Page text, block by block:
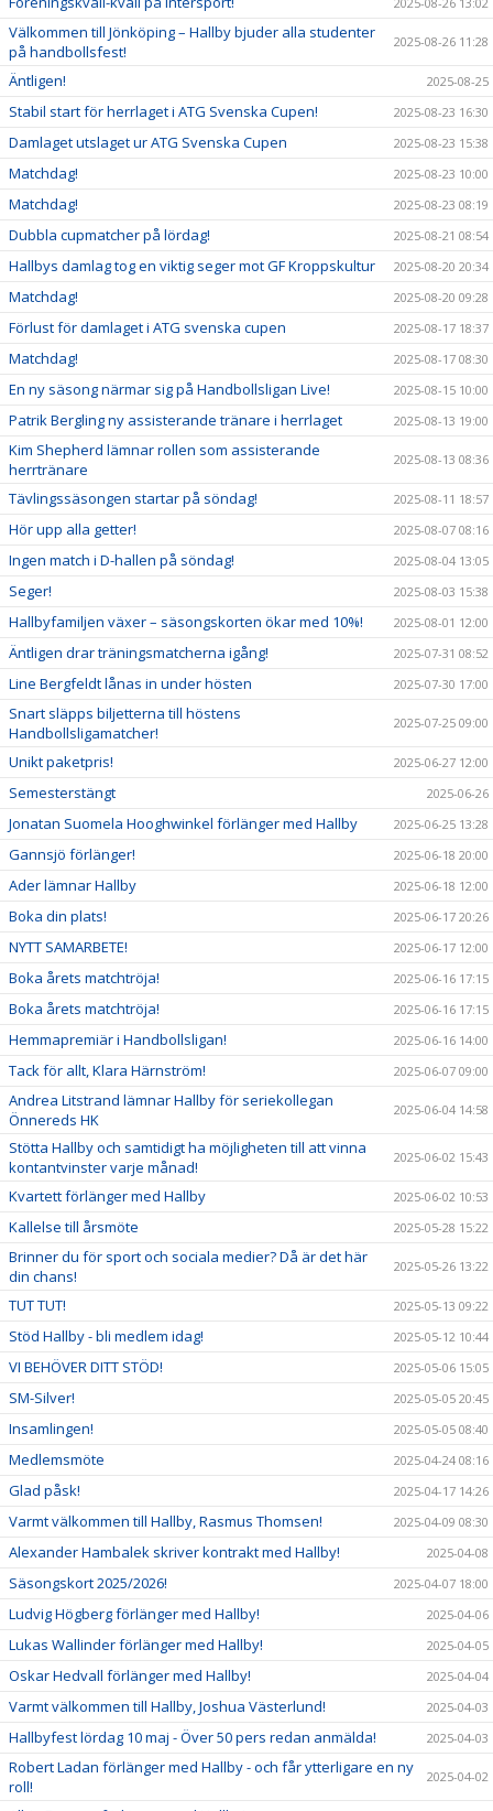
Välkommen till Jönköping – Hallby bjuder alla studenter
på handbollsfest!
2025-08-26 11:28
Äntligen! 2025-08-25
Stabil start för herrlaget i ATG Svenska Cupen! 2025-08-23 16:30
Damlaget utslaget ur ATG Svenska Cupen 2025-08-23 15:38
Matchdag! 2025-08-23 10:00
Matchdag! 2025-08-23 08:19
Dubbla cupmatcher på lördag! 2025-08-21 08:54
Hallbys damlag tog en viktig seger mot GF Kroppskultur 2025-08-20 20:34
Matchdag! 2025-08-20 09:28
Förlust för damlaget i ATG svenska cupen 2025-08-17 18:37
Matchdag! 2025-08-17 08:30
En ny säsong närmar sig på Handbollsligan Live! 2025-08-15 10:00
Patrik Bergling ny assisterande tränare i herrlaget 2025-08-13 19:00
Kim Shepherd lämnar rollen som assisterande
herrtränare
2025-08-13 08:36
Tävlingssäsongen startar på söndag! 2025-08-11 18:57
Hör upp alla getter! 2025-08-07 08:16
Ingen match i D-hallen på söndag! 2025-08-04 13:05
Seger! 2025-08-03 15:38
Hallbyfamiljen växer – säsongskorten ökar med 10%! 2025-08-01 12:00
Äntligen drar träningsmatcherna igång! 2025-07-31 08:52
Line Bergfeldt lånas in under hösten 2025-07-30 17:00
Snart släpps biljetterna till höstens
Handbollsligamatcher!
2025-07-25 09:00
Unikt paketpris! 2025-06-27 12:00
Semesterstängt 2025-06-26
Jonatan Suomela Hooghwinkel förlänger med Hallby 2025-06-25 13:28
Gannsjö förlänger! 2025-06-18 20:00
Ader lämnar Hallby 2025-06-18 12:00
Boka din plats! 2025-06-17 20:26
NYTT SAMARBETE! 2025-06-17 12:00
Boka årets matchtröja! 2025-06-16 17:15
Boka årets matchtröja! 2025-06-16 17:15
Hemmapremiär i Handbollsligan! 2025-06-16 14:00
Tack för allt, Klara Härnström! 2025-06-07 09:00
Andrea Litstrand lämnar Hallby för seriekollegan
Önnereds HK
2025-06-04 14:58
Stötta Hallby och samtidigt ha möjligheten till att vinna
kontantvinster varje månad!
2025-06-02 15:43
Kvartett förlänger med Hallby 2025-06-02 10:53
Kallelse till årsmöte 2025-05-28 15:22
Brinner du för sport och sociala medier? Då är det här
din chans!
2025-05-26 13:22
TUT TUT! 2025-05-13 09:22
Stöd Hallby - bli medlem idag! 2025-05-12 10:44
VI BEHÖVER DITT STÖD! 2025-05-06 15:05
SM-Silver! 2025-05-05 20:45
Insamlingen! 2025-05-05 08:40
Medlemsmöte 2025-04-24 08:16
Glad påsk! 2025-04-17 14:26
Varmt välkommen till Hallby, Rasmus Thomsen! 2025-04-09 08:30
Alexander Hambalek skriver kontrakt med Hallby! 2025-04-08
Säsongskort 2025/2026! 2025-04-07 18:00
Ludvig Högberg förlänger med Hallby! 2025-04-06
Lukas Wallinder förlänger med Hallby! 2025-04-05
Oskar Hedvall förlänger med Hallby! 2025-04-04
Varmt välkommen till Hallby, Joshua Västerlund! 2025-04-03
Hallbyfest lördag 10 maj - Över 50 pers redan anmälda! 2025-04-03
Robert Ladan förlänger med Hallby - och får ytterligare en ny
roll!
2025-04-02